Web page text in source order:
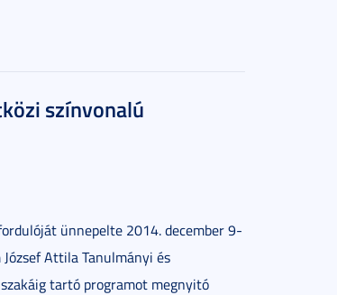
színvonalú
ünnepelte 2014. december 9-
Attila Tanulmányi és
tartó programot megnyitó